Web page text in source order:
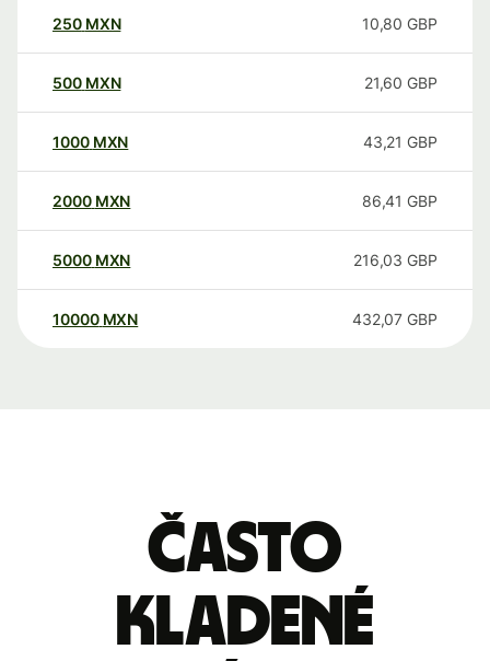
250 MXN 10,80 GBP
500 MXN 21,60 GBP
1000 MXN 43,21 GBP
2000 MXN 86,41 GBP
5000 MXN 216,03 GBP
10000 MXN 432,07 GBP
Často
kladené